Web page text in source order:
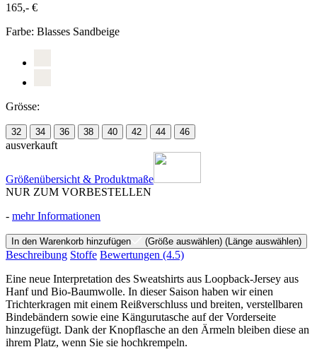
165,- €
Farbe: Blasses Sandbeige
Grösse:
32 34 36 38 40 42 44 46
ausverkauft
Größenübersicht & Produktmaße
NUR ZUM VORBESTELLEN
- mehr Informationen
In den Warenkorb hinzufügen (Größe auswählen) (Länge auswählen)
Beschreibung Stoffe Bewertungen (4.5)
Eine neue Interpretation des Sweatshirts aus Loopback-Jersey aus
Hanf und Bio-Baumwolle. In dieser Saison haben wir einen
Trichterkragen mit einem Reißverschluss und breiten, verstellbaren
Bindebändern sowie eine Kängurutasche auf der Vorderseite
hinzugefügt. Dank der Knopflasche an den Ärmeln bleiben diese an
ihrem Platz, wenn Sie sie hochkrempeln.